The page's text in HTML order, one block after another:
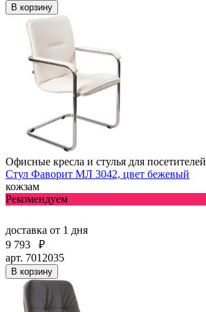
В корзину
Офисные кресла и стулья для посетителей
Стул Фаворит МЛ 3042, цвет бежевый
кожзам
Рекомендуем
доставка от 1 дня
9 793
₽
арт. 7012035
В корзину